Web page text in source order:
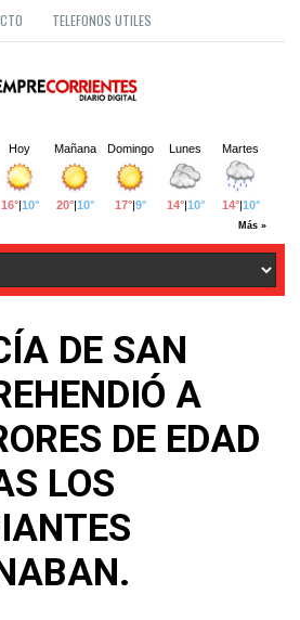
TELEFONOS UTILES
DE SAN
A
DE EDAD
LOS